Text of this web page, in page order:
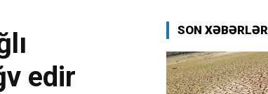
edir
SON XƏBƏRLƏR